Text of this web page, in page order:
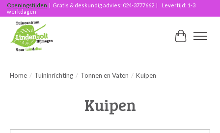
Openingstijden | Gratis & deskundig advies: 024-3777662 | Levertijd: 1-3
werkdagen
Home / Tuininrichting / Tonnen en Vaten / Kuipen
Kuipen